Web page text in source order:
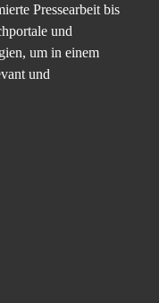
Pressearbeit bis
und
um in einem
und